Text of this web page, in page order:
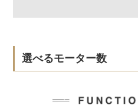
選べるモーター数